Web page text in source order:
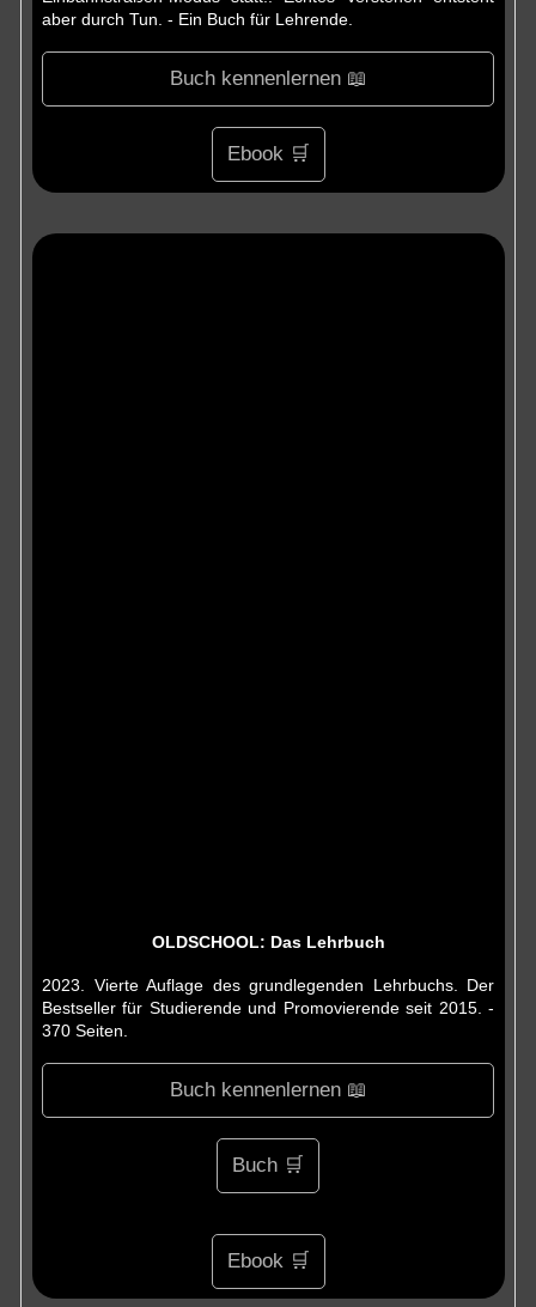
aber durch Tun. - Ein Buch für Lehrende.
Buch kennenlernen 📖
Ebook 🛒
OLDSCHOOL: Das Lehrbuch
2023. Vierte Auflage des grundlegenden Lehrbuchs. Der
Bestseller für Studierende und Promovierende seit 2015. -
370 Seiten.
Buch kennenlernen 📖
Buch 🛒
Ebook 🛒